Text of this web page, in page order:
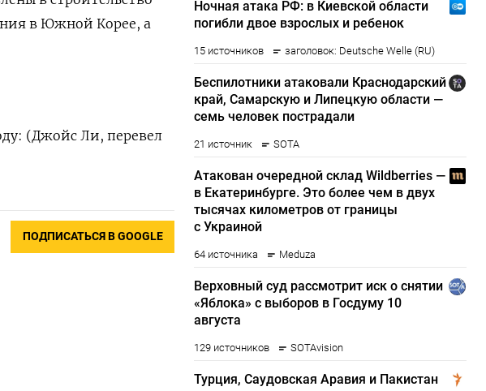
в Южной Корее, ​а
(Джойс Ли, перевел
ПОДПИСАТЬСЯ В GOOGLE